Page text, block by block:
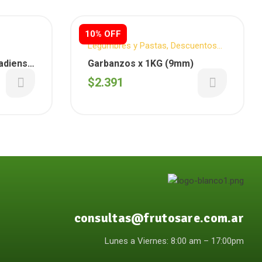
10% OFF
Legumbres y Pastas, Descuentos
Semanales , Para tus comidas
Garbanzos x 1KG (9mm)
$2.391
consultas@frutosare.com.ar
Lunes a Viernes: 8:00 am – 17:00pm